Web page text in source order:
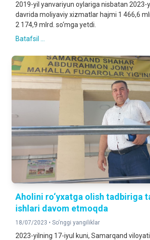
2019-yil yanvariyun oylariga nisbatan 2023-
davrida moliyaviy xizmatlar hajmi 1 466,6
2 174,9 mlrd. so‘mga yetdi.
Batafsil ...
Aholini ro‘yxatga olish tadbiriga
ishlari davom etmoqda
18/07/2023 • So‘nggi yangiliklar
2023-yilning 17-iyul kuni, Samarqand